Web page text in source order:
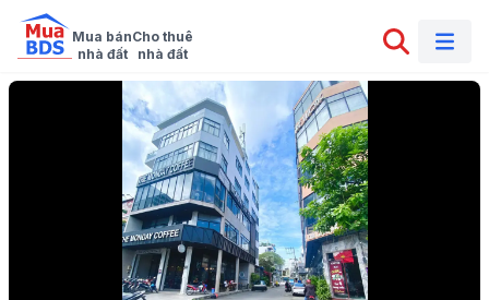
Mua bán
nhà đất
Cho thuê
nhà đất